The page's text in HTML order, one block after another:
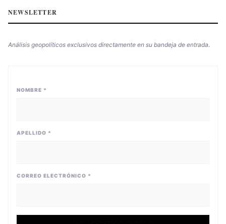
NEWSLETTER
Análisis geopolíticos exclusivos directamente en su bandeja de entrada.
NOMBRE *
APELLIDO *
CORREO ELECTRÓNICO *